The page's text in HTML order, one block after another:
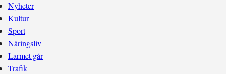
Nyheter
Kultur
Sport
Näringsliv
Larmet går
Trafik